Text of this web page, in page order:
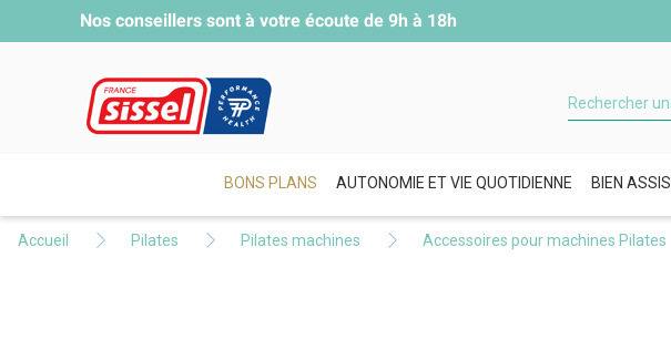
Nos conseillers sont à votre écoute de 9h à 18h
BONS PLANS AUTONOMIE ET VIE QUOTIDIENNE BIEN ASSIS
Accueil Pilates Pilates machines Accessoires pour machines Pilates